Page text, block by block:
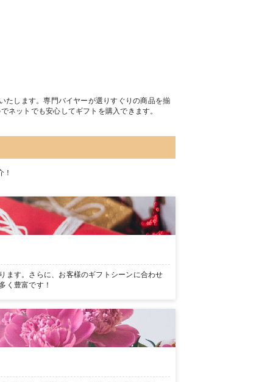
たします。専門バイヤーが選りすぐりの商品を揃
ネットでも安心してギフトを購入できます。
ます。さらに、お客様のギフトシーンに合わせ
く豊富です！